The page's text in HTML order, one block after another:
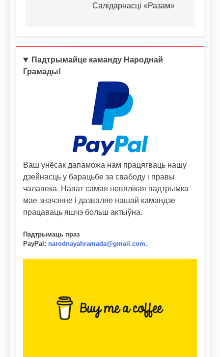
Салідарнасці «Разам»
Падтрымайце каманду Народнай
Грамады!
Ваш унёсак дапаможа нам працягваць нашу
дзейнасць у барацьбе за свабоду і правы
чалавека. Нават самая невялікая падтрымка
мае значэнне і дазваляе нашай камандзе
працаваць яшчэ больш актыўна.
Падтрымаць праз
PayPal: narodnayahramada@gmail.com.